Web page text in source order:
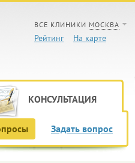
ВСЕ КЛИНИКИ МОСКВА
Рейтинг На карте
КОНСУЛЬТАЦИЯ
Задать вопрос